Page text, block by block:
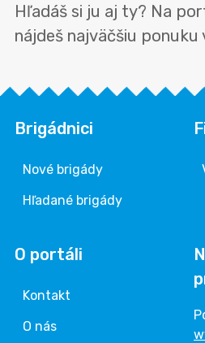
Hľadáš si ju aj ty? Na
nájdeš najväčšiu ponuku
Brigádnici
Nové brigády
Hľadané brigády
O portáli
Kontakt
O nás